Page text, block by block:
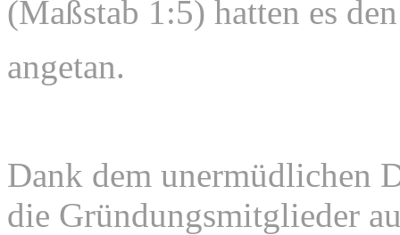
(Maßstab 1:5) hatten es
angetan.
Dank dem unermüdlichen
die Gründungsmitglieder